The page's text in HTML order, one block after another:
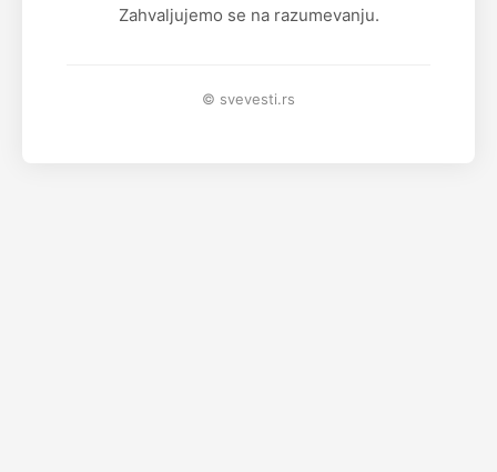
Zahvaljujemo se na razumevanju.
© svevesti.rs